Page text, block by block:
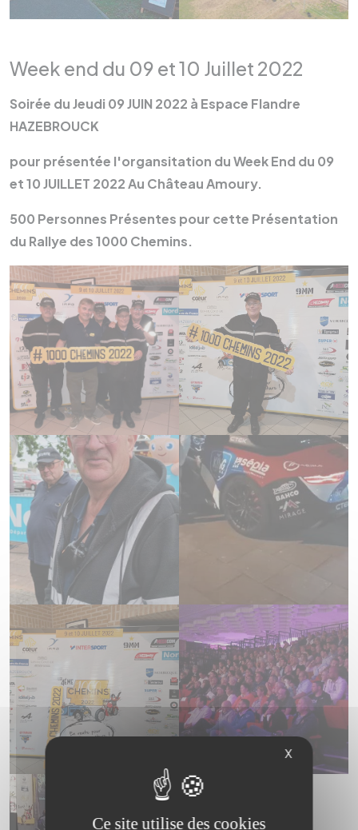
Week end du 09 et 10 Juillet 2022
Soirée du Jeudi 09 JUIN 2022 à Espace Flandre
HAZEBROUCK
pour présentée l'organsitation du Week End du 09
et 10 JUILLET 2022 Au Château Amoury.
500 Personnes Présentes pour cette Présentation
du Rallye des 1000 Chemins.
X
Ce site utilise des cookies